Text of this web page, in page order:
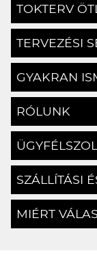
TOKTERV
TERVEZÉSI
GYAKRAN
RÓLUNK
SZÁLLÍTÁSI
MIÉRT